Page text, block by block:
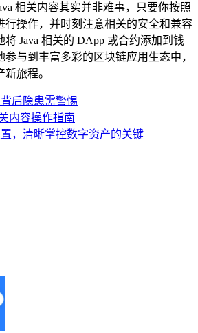
相关内容其实并非难事，只要你按照
行操作，并时刻注意相关的安全和兼容
Java 相关的 DApp 或合约添加到钱
与到丰富多彩的区块链应用生态中，
旅程。
后隐患需警惕
内容操作指南
，清晰掌控数字资产的关键